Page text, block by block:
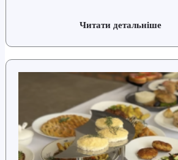
Читати детальніше